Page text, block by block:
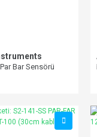
Bar Sensörü